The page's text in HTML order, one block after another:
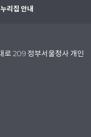
누리집 안내
로 209 정부서울청사 개인